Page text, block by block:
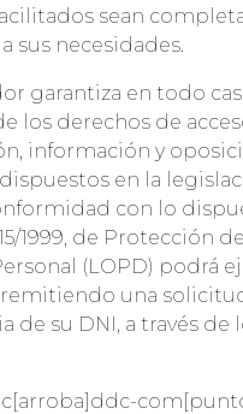
sean
sus necesidades.
garantiza en todo
los derechos de
información y
en la
con lo
1999, de Protección
(LOPD) podrá
una
de su DNI, a través de